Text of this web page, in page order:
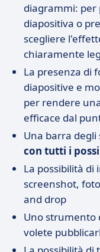
diagrammi: per
diapositiva o
scegliere
chiaramente
La presenza di
diapositive e
per rendere
efficace dal
Una barra
con tutti i
La possibilità
screenshot,
and drop
Uno strumento
volete